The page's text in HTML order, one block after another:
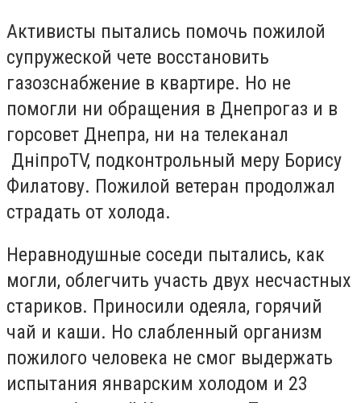
Активисты пытались помочь пожилой
супружеской чете восстановить
газозснабжение в квартире. Но не
помогли ни обращения в Днепрогаз и в
горсовет Днепра, ни на телеканал
ДніпроTV, подконтрольный меру Борису
Филатову. Пожилой ветеран продолжал
страдать от холода.
Неравнодушные соседи пытались, как
могли, облегчить участь двух несчастных
стариков. Приносили одеяла, горячий
чай и каши. Но слабленный организм
пожилого человека не смог выдержать
испытания январским холодом и 23